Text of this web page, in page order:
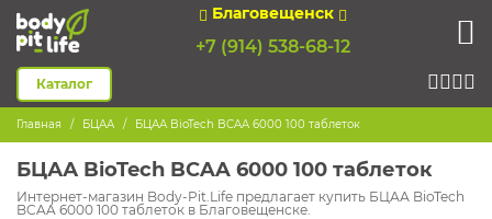
Благовещенск
+7 (914) 538-68-12
Каталог
Главная БЦАА БЦАА BioTech BCAA 6000 100 таблеток
БЦАА BioTech BCAA 6000 100 таблеток
Интернет-магазин Body-Pit.Life предлагает купить БЦАА BioTech
BCAA 6000 100 таблеток в Благовещенске.